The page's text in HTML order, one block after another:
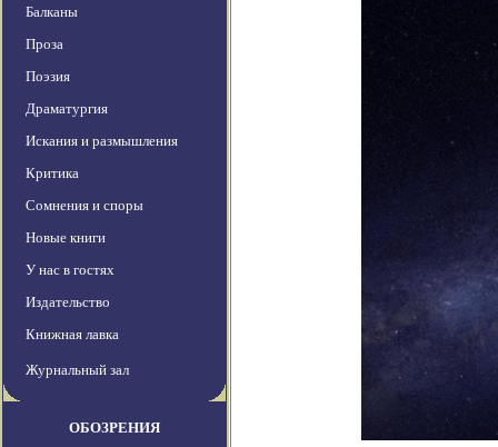
Балканы
Проза
Поэзия
Драматургия
Искания и размышления
Критика
Сомнения и споры
Новые книги
У нас в гостях
Издательство
Книжная лавка
Журнальный зал
ОБОЗРЕНИЯ